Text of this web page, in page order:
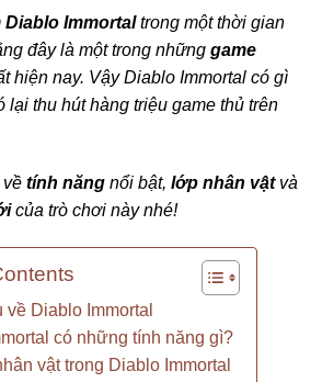
Diablo Immortaltrong một thời gian
đây là một trong những game
hiện nay. Vậy Diablo Immortal có gì
lại thu hút hàng triệu game thủ trên
về tính năng nổi bật, lớp nhân vậtvà
của trò chơi này nhé!
Diablo Immortal
có những tính năng gì?
vật trong Diablo Immortal